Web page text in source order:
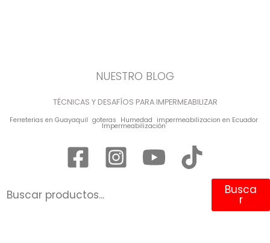
NUESTRO BLOG
TÉCNICAS Y DESAFÍOS PARA IMPERMEABILIZAR
Ferreterias en Guayaquil goteras Humedad impermeabilizacion en Ecuador
Impermeabilización
Busca
r